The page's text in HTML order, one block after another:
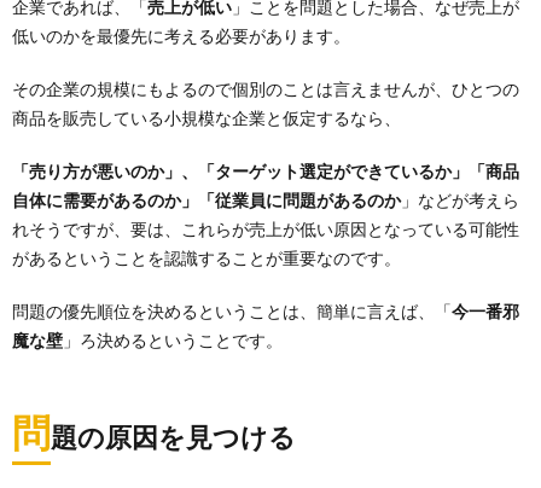
企業であれば、「売上が低い 」ことを問題とした場合、なぜ売上が
低いのかを最優先に考える必要があります。
その企業の規模にもよるので個別のことは言えませんが、ひとつの
商品を販売している小規模な企業と仮定するなら、
「売り方が悪いのか」、「ターゲット選定ができているか」「商品
自体に需要があるのか」「従業員に問題があるのか」などが考えら
れそうですが、要は、これらが売上が低い原因となっている可能性
があるということを認識することが重要なのです。
問題の優先順位を決めるということは、簡単に言えば、「今一番邪
魔な壁 」ろ決めるということです。
問題の原因を見つける